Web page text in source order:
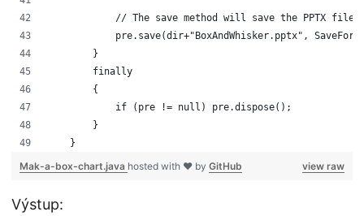
// The save method will save the PPTX
pre.save(dir+"BoxAndWhisker.pptx",
        }
        finally
        {
            if (pre != null) pre.dispose();
        }
    }
view raw
Mak-a-box-chart.java hosted with ❤ by GitHub
Výstup: